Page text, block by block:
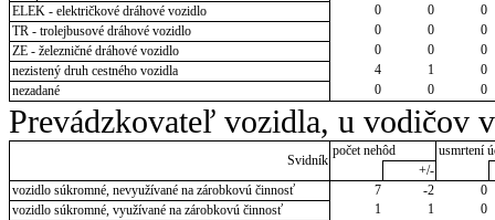
ELEK - električkové dráhové vozidlo
0 0
0
TR - trolejbusové dráhové vozidlo
0 0
0
ZE - železničné dráhové vozidlo
0 0
0
nezistený druh cestného vozidla
4 1
0
nezadané
0 0 0
Prevádzkovateľ vozidla, u vodičov
Svidník
počet nehôd
usmrtení
+/-
vozidlo súkromné, nevyužívané na zárobkovú činnosť
7 -2
0
vozidlo súkromné, využívané na zárobkovú činnosť
1 1
0